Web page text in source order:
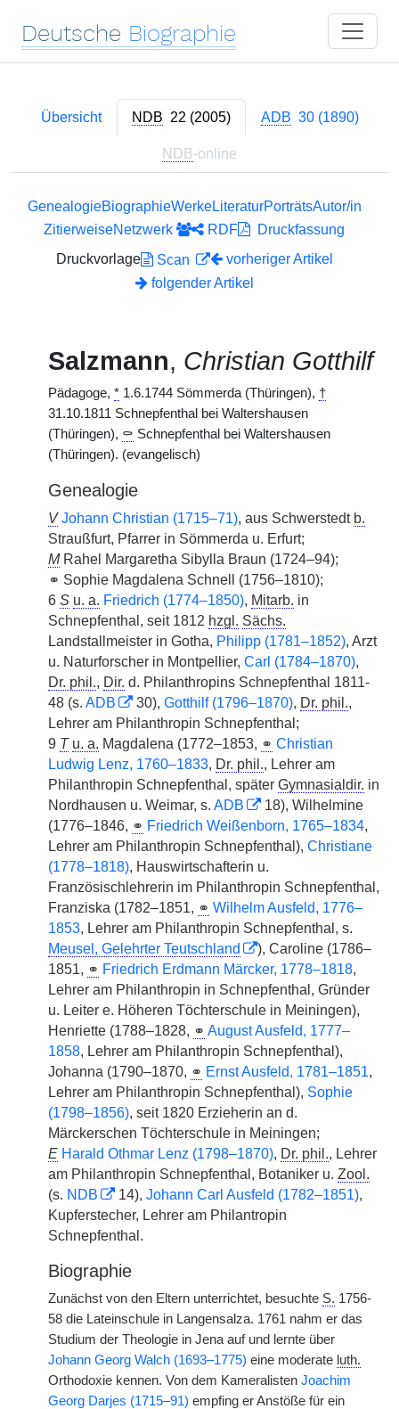
Deutsche Biographie
Übersicht NDB 22 (2005) ADB 30 (1890)
NDB-online
GenealogieBiographieWerkeLiteraturPorträtsAutor/in
ZitierweiseNetzwerk RDF
Druckfassung
Druckvorlage
Scan
vorheriger Artikel
folgender Artikel
Salzmann, Christian Gotthilf
Pädagoge, * 1.6.1744 Sömmerda (Thüringen), †
31.10.1811 Schnepfenthal bei Waltershausen
(Thüringen), ⚰ Schnepfenthal bei Waltershausen
(Thüringen). (evangelisch)
Genealogie
V Johann Christian (1715–71), aus Schwerstedt b.
Straußfurt, Pfarrer in Sömmerda u. Erfurt;
MRahel Margaretha Sibylla Braun (1724–94);
⚭ Sophie Magdalena Schnell (1756–1810);
6 S u. a. Friedrich (1774–1850), Mitarb. in
Schnepfenthal, seit 1812 hzgl. Sächs.
Landstallmeister in Gotha, Philipp (1781–1852), Arzt
u. Naturforscher in Montpellier, Carl (1784–1870),
Dr. phil., Dir. d. Philanthropins Schnepfenthal 1811-
48 (s. ADB 30), Gotthilf (1796–1870), Dr. phil.,
Lehrer am Philanthropin Schnepfenthal;
9 T u. a. Magdalena (1772–1853, ⚭ Christian
Ludwig Lenz, 1760–1833, Dr. phil., Lehrer am
Philanthropin Schnepfenthal, später Gymnasialdir. in
Nordhausen u. Weimar, s. ADB
18), Wilhelmine
(1776–1846, ⚭ Friedrich Weißenborn, 1765–1834,
Lehrer am Philanthropin Schnepfenthal), Christiane
(1778–1818), Hauswirtschafterin u.
Französischlehrerin im Philanthropin Schnepfenthal,
Franziska (1782–1851, ⚭ Wilhelm Ausfeld, 1776–
1853, Lehrer am Philanthropin Schnepfenthal, s.
Meusel, Gelehrter Teutschland
), Caroline (1786–
1851, ⚭ Friedrich Erdmann Märcker, 1778–1818,
Lehrer am Philanthropin in Schnepfenthal, Gründer
u. Leiter e. Höheren Töchterschule in Meiningen),
Henriette (1788–1828, ⚭ August Ausfeld, 1777–
1858, Lehrer am Philanthropin Schnepfenthal),
Johanna (1790–1870, ⚭ Ernst Ausfeld, 1781–1851,
Lehrer am Philanthropin Schnepfenthal), Sophie
(1798–1856), seit 1820 Erzieherin an d.
Märckerschen Töchterschule in Meiningen;
E Harald Othmar Lenz (1798–1870), Dr. phil., Lehrer
am Philanthropin Schnepfenthal, Botaniker u. Zool.
(s. NDB 14), Johann Carl Ausfeld (1782–1851),
Kupferstecher, Lehrer am Philantropin
Schnepfenthal.
Biographie
Zunächst von den Eltern unterrichtet, besuchte S. 1756-
58 die Lateinschule in Langensalza. 1761 nahm er das
Studium der Theologie in Jena auf und lernte über
Johann Georg Walch (1693–1775) eine moderate luth.
Orthodoxie kennen. Von dem Kameralisten Joachim
Georg Darjes (1715–91) empfing er Anstöße für ein